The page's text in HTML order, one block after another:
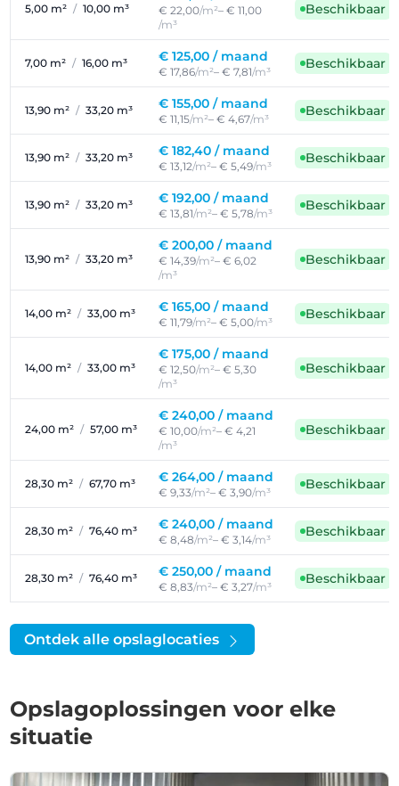
5,00 m² / 10,00 m³ € 22,00/m²– € 11,00
/m³
Beschikbaar
7,00 m² / 16,00 m³ € 125,00 / maand
€ 17,86/m²– € 7,81/m³
Beschikbaar
13,90 m² / 33,20 m³ € 155,00 / maand
€ 11,15/m²– € 4,67/m³
Beschikbaar
13,90 m² / 33,20 m³ € 182,40 / maand
€ 13,12/m²– € 5,49/m³
Beschikbaar
13,90 m² / 33,20 m³ € 192,00 / maand
€ 13,81/m²– € 5,78/m³
Beschikbaar
13,90 m² / 33,20 m³
€ 200,00 / maand
€ 14,39/m²– € 6,02
/m³
Beschikbaar
14,00 m² / 33,00 m³ € 165,00 / maand
€ 11,79/m²– € 5,00/m³
Beschikbaar
14,00 m² / 33,00 m³
€ 175,00 / maand
€ 12,50/m²– € 5,30
/m³
Beschikbaar
24,00 m² / 57,00 m³
€ 240,00 / maand
€ 10,00/m²– € 4,21
/m³
Beschikbaar
28,30 m² / 67,70 m³ € 264,00 / maand
€ 9,33/m²– € 3,90/m³
Beschikbaar
28,30 m² / 76,40 m³ € 240,00 / maand
€ 8,48/m²– € 3,14/m³
Beschikbaar
28,30 m² / 76,40 m³ € 250,00 / maand
€ 8,83/m²– € 3,27/m³
Beschikbaar
Ontdek alle opslaglocaties
Opslagoplossingen voor elke
situatie